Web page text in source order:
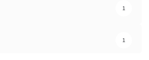
1
1